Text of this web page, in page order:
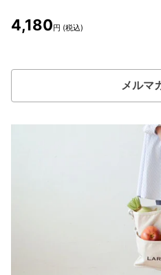
4,180円 (税込)
メルマ